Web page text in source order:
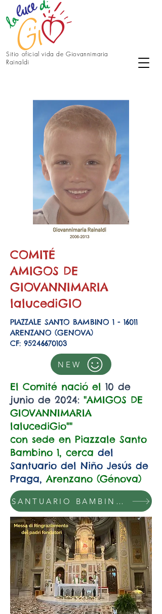
Sitio oficial vida de Giovannimaria
Rainaldi
COMITÉ
AMIGOS DE
GIOVANNIMARIA
lalucediGIO
PIAZZALE SANTO BAMBINO 1 - 16011
ARENZANO (GENOVA)
CF: 95246670103
NEW
El Comité nació el 10 de
junio de 2024: "AMIGOS DE
GIOVANNIMARIA
lalucediGio""
con sede en Piazzale Santo
Bambino 1, cerca del
Santuario del Niño Jesús de
Praga,Arenzano (Génova)
SANTUARIO BAMBINO GESÙ DI PRAGA AD ARENZANO GE link